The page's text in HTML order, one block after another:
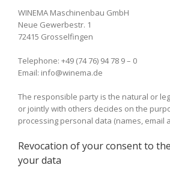
WINEMA Maschinenbau GmbH
Neue Gewerbestr. 1
72415 Grosselfingen
Telephone: +49 (74 76) 94 78 9 – 0
Email: info@winema.de
The responsible party is the natural or
or jointly with others decides on the
processing personal data (names, email
Revocation of your consent to
your data